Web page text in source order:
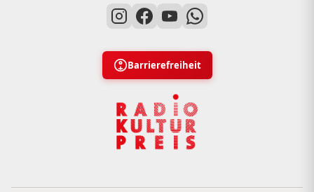
Barrierefreiheit